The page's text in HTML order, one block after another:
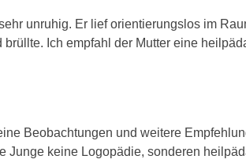
unruhig. Er lief orientierungslos im
Ich empfahl der Mutter eine
Beobachtungen und weitere
Junge keine Logopädie, sonderen